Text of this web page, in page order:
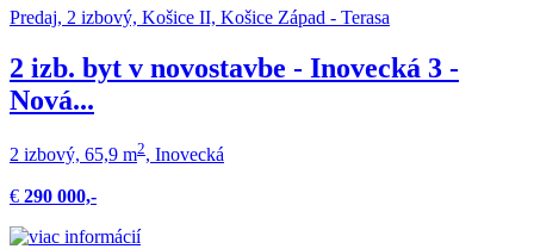
Predaj, 2 izbový, Košice II, Košice Západ - Terasa
2 izb. byt v novostavbe - Inovecká 3 -
Nová...
2 izbový, 65,9 m2, Inovecká
€ 290 000,-